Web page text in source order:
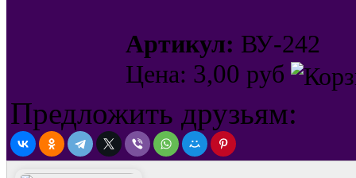
Артикул: ВУ-242
Цена: 3,00 руб
Предложить друзьям: